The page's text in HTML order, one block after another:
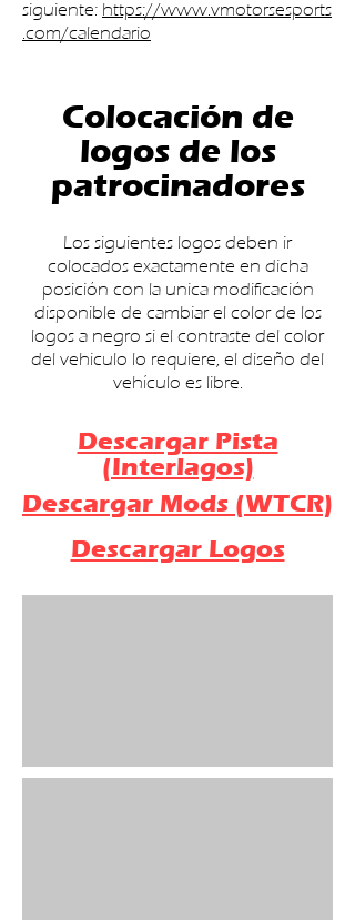
Colocación de
logos de los
patrocinadores
siguiente: https://www.vmotorsesports
.com/calendario
Los siguientes logos deben ir
colocados exactamente en dicha
posición con la unica modificación
disponible de cambiar el color de los
logos a negro si el contraste del color
del vehiculo lo requiere, el diseño del
vehículo es libre.
Descargar Pista
(Interlagos)
Descargar Mods (WTCR)
Descargar Logos